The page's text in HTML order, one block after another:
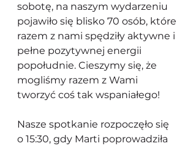
sobotę, na naszym wydarzeniu
pojawiło się blisko 70 osób, które
razem z nami spędziły aktywne i
pełne pozytywnej energii
popołudnie. Cieszymy się, że
mogliśmy razem z Wami
tworzyć coś tak wspaniałego!
Nasze spotkanie rozpoczęło się
o 15:30, gdy Marti poprowadziła